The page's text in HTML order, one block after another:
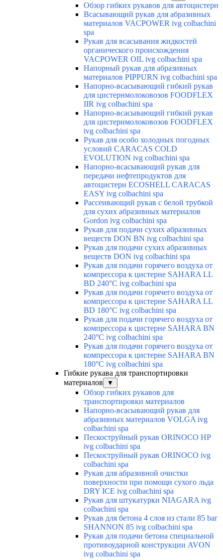
Обзор гибких рукавов для автоцистерн
Всасывающий рукав для абразивных
материалов VACPOWER ivg colbachini
spa
Рукав для всасывания жидкостей
органического происхождения
VACPOWER OIL ivg colbachini spa
Напорный рукав для абразивных
материалов PIPPURN ivg colbachini spa
Напорно-всасывающий гибкий рукав
для цистернмолоковозов FOODFLEX
IIR ivg colbachini spa
Напорно-всасывающий гибкий рукав
для цистернмолоковозов FOODFLEX
ivg colbachini spa
Рукав для особо холодных погодных
условий CARACAS COLD
EVOLUTION ivg colbachini spa
Напорно-всасывающий рукав для
передачи нефтепродуктов для
автоцистерн ECOSHELL CARACAS
EASY ivg colbachini spa
Рассеивающий рукав с белой трубкой
для сухих абразивных материалов
Gordon ivg colbachini spa
Рукав для подачи сухих абразивных
веществ DON BN ivg colbachini spa
Рукав для подачи сухих абразивных
веществ DON ivg colbachini spa
Рукав для подачи горячего воздуха от
компрессора к цистерне SAHARA LL
BD 240°C ivg colbachini spa
Рукав для подачи горячего воздуха от
компрессора к цистерне SAHARA LL
BD 180°C ivg colbachini spa
Рукав для подачи горячего воздуха от
компрессора к цистерне SAHARA BN
240°C ivg colbachini spa
Рукав для подачи горячего воздуха от
компрессора к цистерне SAHARA BN
180°C ivg colbachini spa
Гибкие рукава для транспортировки
материалов
▼
Обзор гибких рукавов для
транспортировки материалов
Напорно-всасывающий рукав для
абразивных материалов VOLGA ivg
colbachini spa
Пескоструйный рукав ORINOCO HP
ivg colbachini spa
Пескоструйный рукав ORINOCO ivg
colbachini spa
Рукав для абразивной очистки
поверхности при помощи сухого льда
DRY ICE ivg colbachini spa
Рукав для штукатурки NIAGARA ivg
colbachini spa
Рукав для бетона 4 слоя из стали 85 bar
SHANNON 85 ivg colbachini spa
Рукав для подачи бетона специальной
противоударной конструкции AVON
ivg colbachini spa